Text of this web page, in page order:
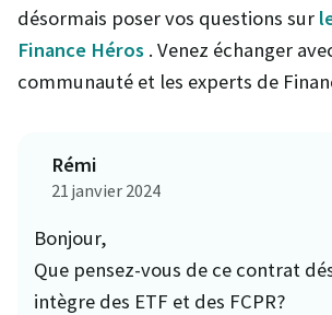
désormais poser vos questions sur
Finance Héros . Venez échanger
communauté et les experts de
Rémi
21 janvier 2024
Bonjour,
Que pensez-vous de ce contrat
intègre des ETF et des FCPR?